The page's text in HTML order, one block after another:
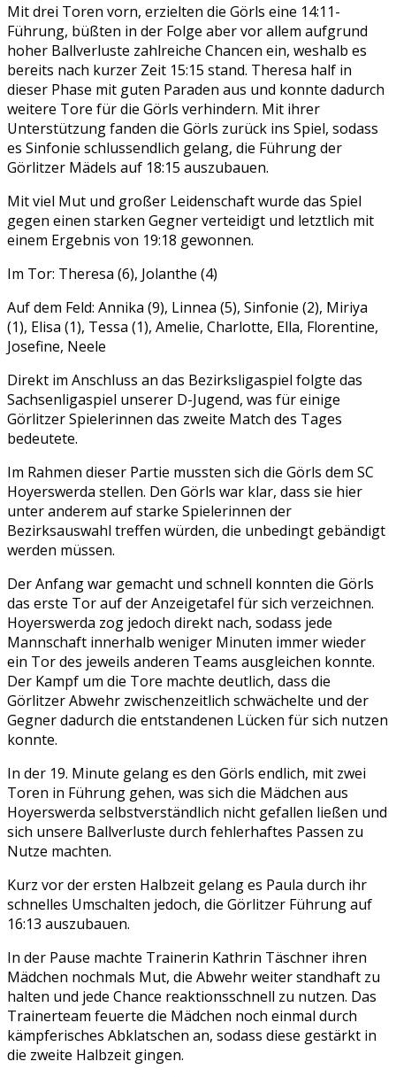
Mit drei Toren vorn, erzielten die Görls eine 14:11-
Führung, büßten in der Folge aber vor allem aufgrund
hoher Ballverluste zahlreiche Chancen ein, weshalb es
bereits nach kurzer Zeit 15:15 stand. Theresa half in
dieser Phase mit guten Paraden aus und konnte dadurch
weitere Tore für die Görls verhindern. Mit ihrer
Unterstützung fanden die Görls zurück ins Spiel, sodass
es Sinfonie schlussendlich gelang, die Führung der
Görlitzer Mädels auf 18:15 auszubauen.
Mit viel Mut und großer Leidenschaft wurde das Spiel
gegen einen starken Gegner verteidigt und letztlich mit
einem Ergebnis von 19:18 gewonnen.
Im Tor: Theresa (6), Jolanthe (4)
Auf dem Feld: Annika (9), Linnea (5), Sinfonie (2), Miriya
(1), Elisa (1), Tessa (1), Amelie, Charlotte, Ella, Florentine,
Josefine, Neele
Direkt im Anschluss an das Bezirksligaspiel folgte das
Sachsenligaspiel unserer D-Jugend, was für einige
Görlitzer Spielerinnen das zweite Match des Tages
bedeutete.
Im Rahmen dieser Partie mussten sich die Görls dem SC
Hoyerswerda stellen. Den Görls war klar, dass sie hier
unter anderem auf starke Spielerinnen der
Bezirksauswahl treffen würden, die unbedingt gebändigt
werden müssen.
Der Anfang war gemacht und schnell konnten die Görls
das erste Tor auf der Anzeigetafel für sich verzeichnen.
Hoyerswerda zog jedoch direkt nach, sodass jede
Mannschaft innerhalb weniger Minuten immer wieder
ein Tor des jeweils anderen Teams ausgleichen konnte.
Der Kampf um die Tore machte deutlich, dass die
Görlitzer Abwehr zwischenzeitlich schwächelte und der
Gegner dadurch die entstandenen Lücken für sich nutzen
konnte.
In der 19. Minute gelang es den Görls endlich, mit zwei
Toren in Führung gehen, was sich die Mädchen aus
Hoyerswerda selbstverständlich nicht gefallen ließen und
sich unsere Ballverluste durch fehlerhaftes Passen zu
Nutze machten.
Kurz vor der ersten Halbzeit gelang es Paula durch ihr
schnelles Umschalten jedoch, die Görlitzer Führung auf
16:13 auszubauen.
In der Pause machte Trainerin Kathrin Täschner ihren
Mädchen nochmals Mut, die Abwehr weiter standhaft zu
halten und jede Chance reaktionsschnell zu nutzen. Das
Trainerteam feuerte die Mädchen noch einmal durch
kämpferisches Abklatschen an, sodass diese gestärkt in
die zweite Halbzeit gingen.